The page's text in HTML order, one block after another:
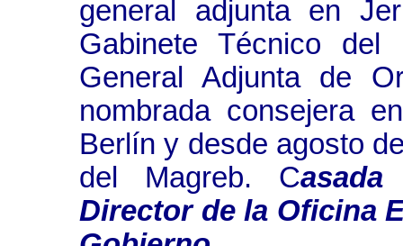
general adjunta en
Gabinete Técnico del
General Adjunta de
nombrada consejera
Berlín y desde agosto
del Magreb. C
Director de la Oficina